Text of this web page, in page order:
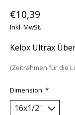
€10,39
Inkl. MwSt.
Kelox Ultrax
(Zeitrahmen für die
Dimension: *